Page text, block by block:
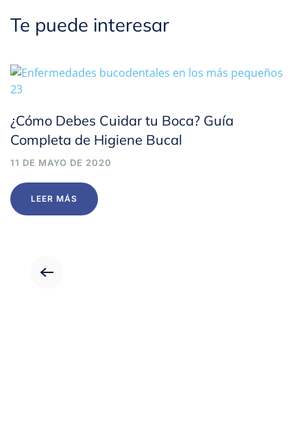
Te puede interesar
¿Cómo Debes Cuidar tu Boca? Guía
Completa de Higiene Bucal
11 DE MAYO DE 2020
LEER MÁS